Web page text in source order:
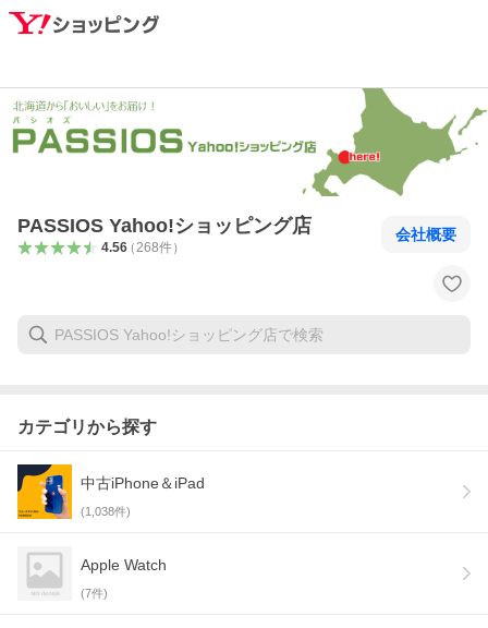
PASSIOS Yahoo!ショッピング店
4.56（268件）
会社概要
カテゴリから探す
中古iPhone＆iPad
(1,038件)
Apple Watch
(7件)